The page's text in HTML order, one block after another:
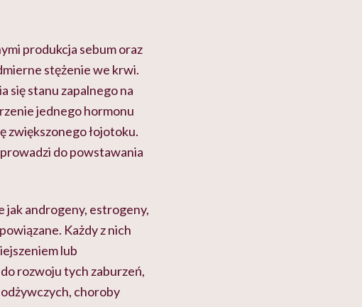
produkcja sebum oraz
stężenie we krwi.
się stanu zapalnego na
jednego hormonu
zwiększonego łojotoku.
do powstawania
jak androgeny, estrogeny,
Każdy z nich
lub
rozwoju tych zaburzeń,
choroby